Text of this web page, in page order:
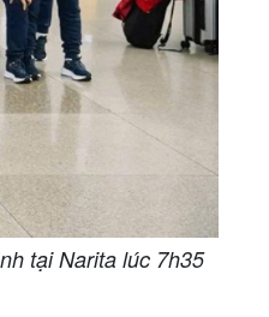
tại Narita lúc 7h35